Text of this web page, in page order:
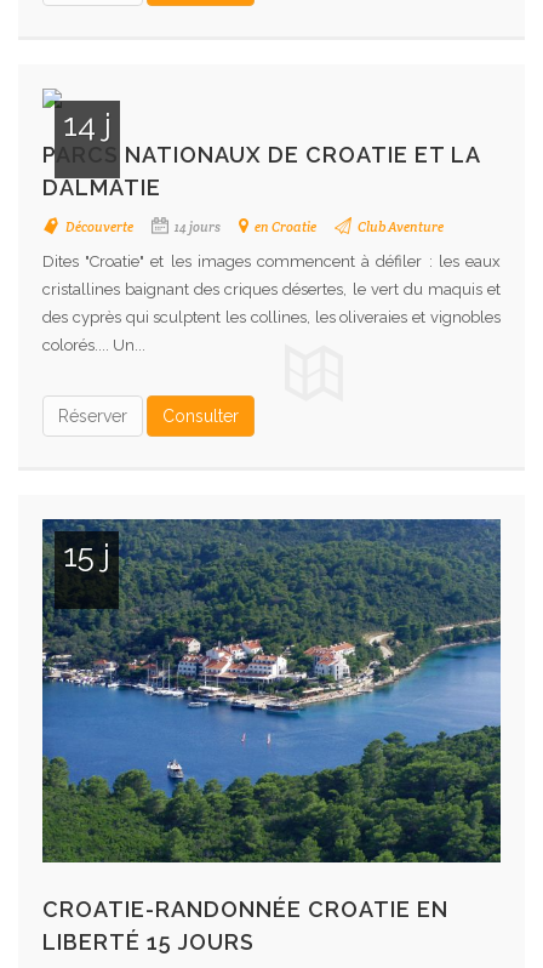
14 j
PARCS NATIONAUX DE CROATIE ET LA
DALMATIE
Découverte 14 jours en Croatie Club Aventure
Dites "Croatie" et les images commencent à défiler : les eaux
cristallines baignant des criques désertes, le vert du maquis et
des cyprès qui sculptent les collines, les oliveraies et vignobles
colorés.... Un...
Réserver Consulter
15 j
CROATIE-RANDONNÉE CROATIE EN
LIBERTÉ 15 JOURS